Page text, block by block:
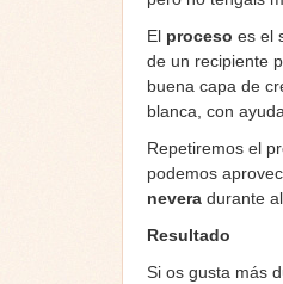
El proceso es el
de un recipiente
buena capa de
blanca, con
Repetiremos el
podemos
nevera durante
Resultado
Si os gusta más